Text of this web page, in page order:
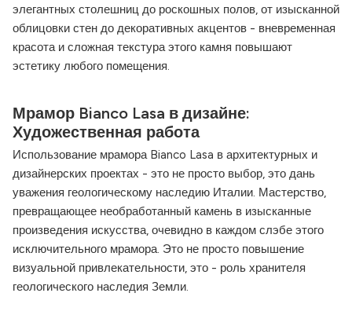
элегантных столешниц до роскошных полов, от изысканной
облицовки стен до декоративных акцентов - вневременная
красота и сложная текстура этого камня повышают
эстетику любого помещения.
Мрамор Bianco Lasa в дизайне:
Художественная работа
Использование мрамора Bianco Lasa в архитектурных и
дизайнерских проектах - это не просто выбор, это дань
уважения геологическому наследию Италии. Мастерство,
превращающее необработанный камень в изысканные
произведения искусства, очевидно в каждом слэбе этого
исключительного мрамора. Это не просто повышение
визуальной привлекательности, это - роль хранителя
геологического наследия Земли.